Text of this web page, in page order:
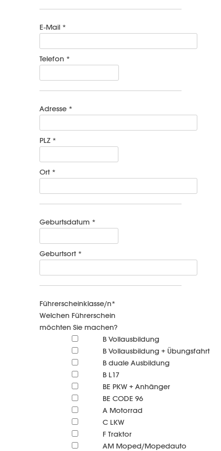
E-Mail *
Telefon *
Adresse *
PLZ *
Ort *
Geburtsdatum *
Geburtsort *
Führerscheinklasse/n*
Welchen Führerschein
möchten Sie machen?
B Vollausbildung
B Vollausbildung + Übungsfahrt
B duale Ausbildung
B L17
BE PKW + Anhänger
BE CODE 96
A Motorrad
C LKW
F Traktor
AM Moped/Mopedauto